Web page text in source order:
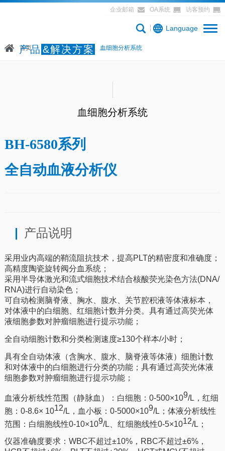
企业邮箱 OA系统 访客预约
Language
产品 &解决方案
首页 产品&解决方案 血细胞分析系统
血细胞分析系统
BH-6580系列
全自动血液分析仪
产品说明
采用业内高端的鞘流阻抗技术，提高PLT的精密度和准确度；
高精度陶瓷旋转阀分血系统；
采用半导体激光和流式细胞技术结合核酸荧光染色方法(DNA/
RNA)进行自动染色；
可自动检测脑脊液、胸水、腹水、关节腔积液等体液标本，
对体液中的白细胞、红细胞计数并分类。具有通过高荧光体
液细胞参数对肿瘤细胞进行提示功能；
全自动细胞计数和分类检测速度≥130个样本/小时；
具有全自动体液（含胸水、腹水、脑脊液等体液）细胞计数
和对体液中的白细胞进行分类的功能；具有通过高荧光体液
细胞参数对肿瘤细胞进行提示功能；
血液分析线性范围（静脉血）：白细胞： 0-500×109/L，红细
胞：0-8.6× 1012/L，血小板：0-5000×109/L；体液分析线性
范围：白细胞线性0-10×109/L、红细胞线性0-5×1012/L；
仪器准确度要求：WBC不超过±10%，RBC不超过±6%，